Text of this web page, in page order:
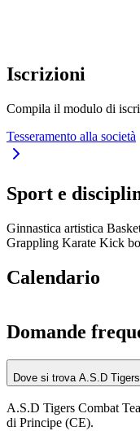
Iscrizioni
Compila il modulo di
Tesseramento alla società
Sport e
Ginnastica artistica
Grappling Karate Kick
Calendario
Domande
Dove si trova A.S.D
A.S.D Tigers Combat
di Principe (CE).